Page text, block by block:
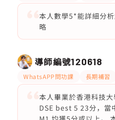
本人數學5*能詳細分
略
導師編號120618
WhatsAPP問功課 長期補習
本人畢業於香港科技大
DSE best 5 23分，當